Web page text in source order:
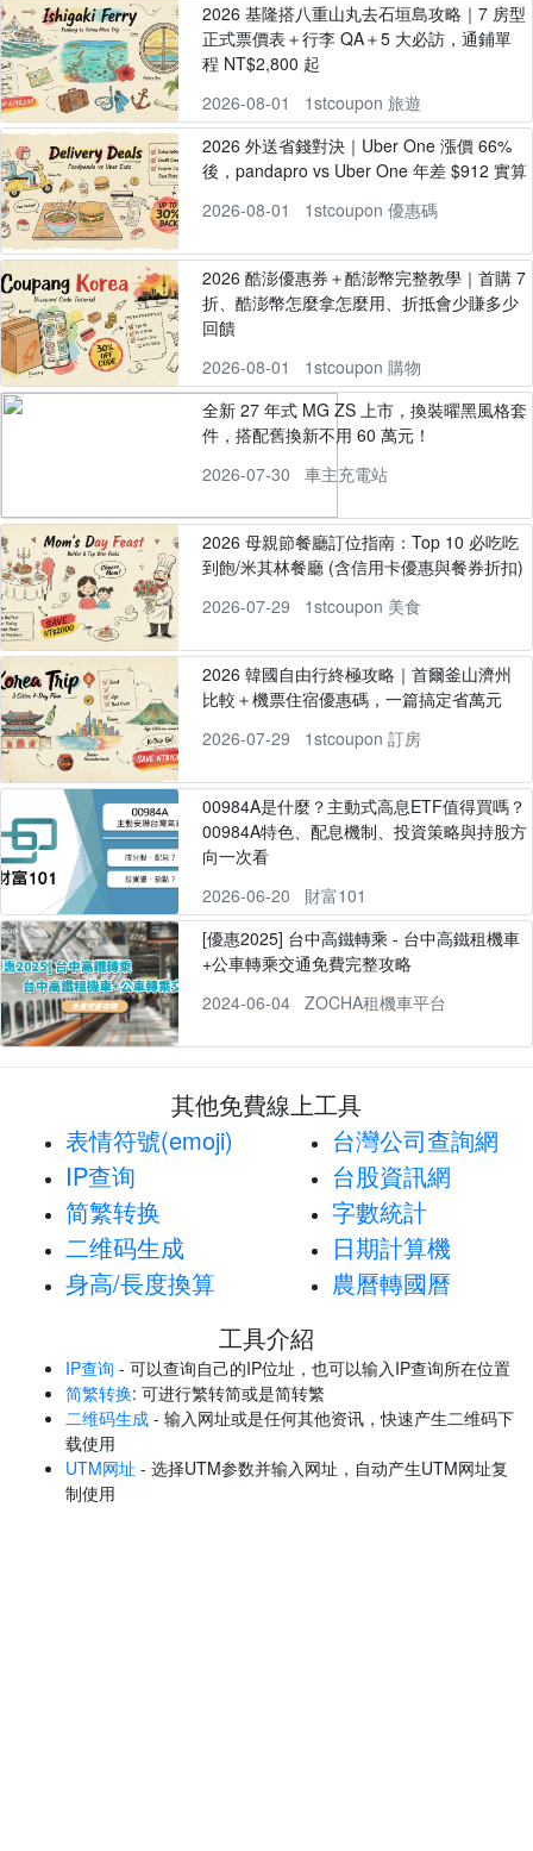
2026 基隆搭八重山丸去石垣島攻略｜7 房型
正式票價表＋行李 QA＋5 大必訪，通鋪單
程 NT$2,800 起
2026-08-01
1stcoupon 旅遊
2026 外送省錢對決｜Uber One 漲價 66%
後，pandapro vs Uber One 年差 $912 實算
2026-08-01
1stcoupon 優惠碼
2026 酷澎優惠券＋酷澎幣完整教學｜首購 7
折、酷澎幣怎麼拿怎麼用、折抵會少賺多少
回饋
2026-08-01
1stcoupon 購物
全新 27 年式 MG ZS 上市，換裝曜黑風格套
件，搭配舊換新不用 60 萬元！
2026-07-30
車主充電站
2026 母親節餐廳訂位指南：Top 10 必吃吃
到飽/米其林餐廳 (含信用卡優惠與餐券折扣)
2026-07-29
1stcoupon 美食
2026 韓國自由行終極攻略｜首爾釜山濟州
比較＋機票住宿優惠碼，一篇搞定省萬元
2026-07-29
1stcoupon 訂房
00984A是什麼？主動式高息ETF值得買嗎？
00984A特色、配息機制、投資策略與持股方
向一次看
2026-06-20
財富101
[優惠2025] 台中高鐵轉乘 - 台中高鐵租機車
+公車轉乘交通免費完整攻略
2024-06-04
ZOCHA租機車平台
其他免費線上工具
表情符號(emoji)
IP查询
简繁转换
二维码生成
身高/長度換算
台灣公司查詢網
台股資訊網
字數統計
日期計算機
農曆轉國曆
工具介紹
IP查询 - 可以查询自己的IP位址，也可以输入IP查询所在位置
简繁转换: 可进行繁转简或是简转繁
二维码生成 - 输入网址或是任何其他资讯，快速产生二维码下
载使用
UTM网址 - 选择UTM参数并输入网址，自动产生UTM网址复
制使用